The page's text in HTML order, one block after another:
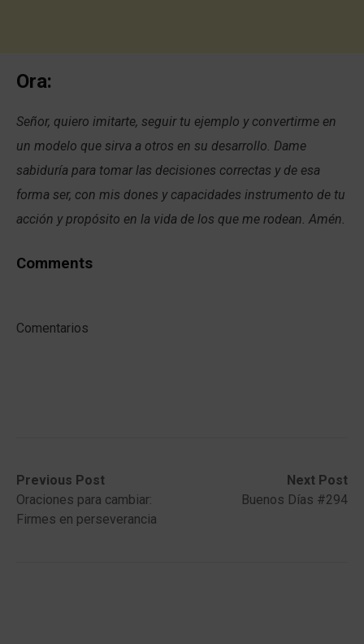
Ora:
Señor, quiero imitarte, seguir tu ejemplo y convertirme en
un modelo que sirva a otros en su desarrollo. Dame
sabiduría para tomar las decisiones correctas y de esa
forma ser, con mis dones y capacidades instrumento de tu
acción y propósito en la vida de los que me rodean. Amén.
Comments
Comentarios
Post
navigation
Previous Post
Previous
post:Oraciones para cambiar:
Firmes en perseverancia
Next Post
Next
post:
Buenos Días #294